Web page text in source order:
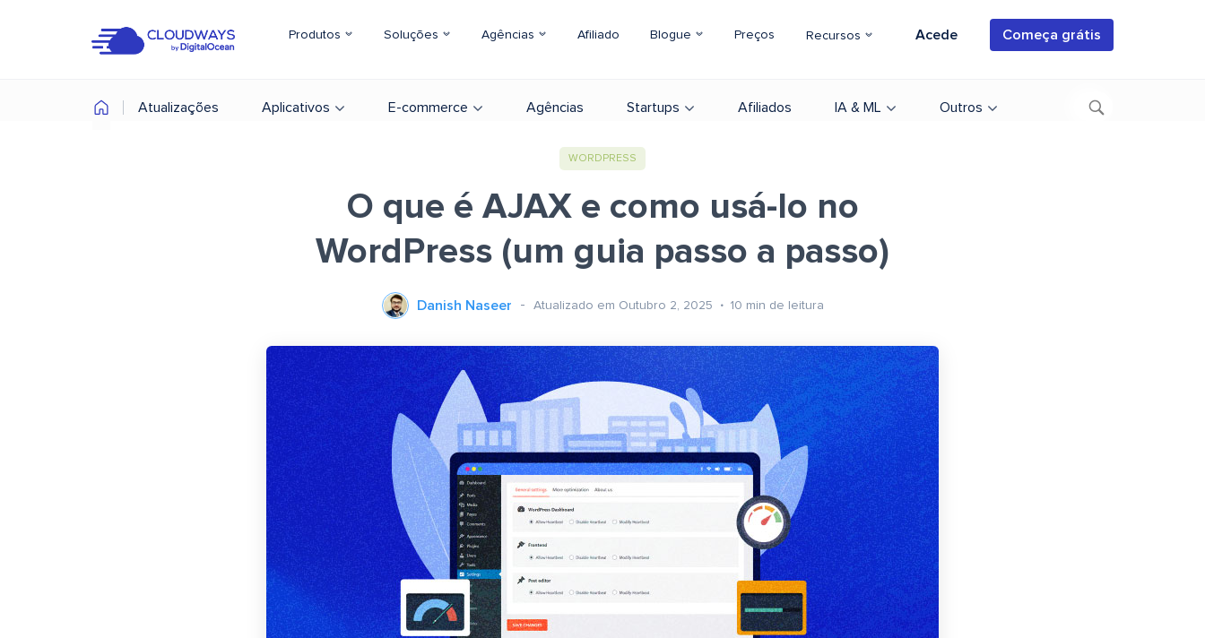
Produtos Soluções Agências Afiliado Blogue Preços Recursos Acede Começa grátis
Atualizações Aplicativos E-commerce Agências Startups Afiliados IA & ML Outros
WORDPRESS
O que é AJAX e como usá-lo no
WordPress (um guia passo a passo)
Danish Naseer Atualizado em Outubro 2, 2025 10 min de leitura